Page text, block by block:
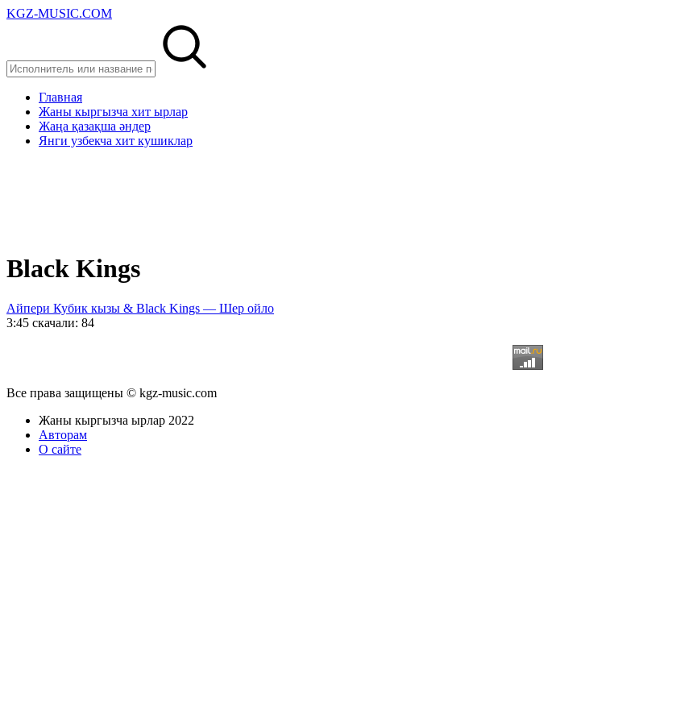
KGZ-MUSIC.COM
Главная
Жаны кыргызча хит ырлар
Жаңа қазақша әндер
Янги узбекча хит кушиклар
Black Kings
Айпери Кубик кызы & Black Kings — Шер ойло
3:45 скачали: 84
Все права защищены © kgz-music.com
Жаны кыргызча ырлар 2022
Авторам
О сайте